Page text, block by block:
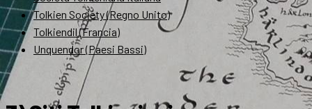
Tolkien Society (Regno Unito)
Tolkiendil (Francia)
Unquendor (Paesi Bassi)